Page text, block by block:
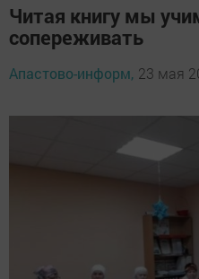
Читая книгу мы
сопереживать
Апастово-информ, 23 мая